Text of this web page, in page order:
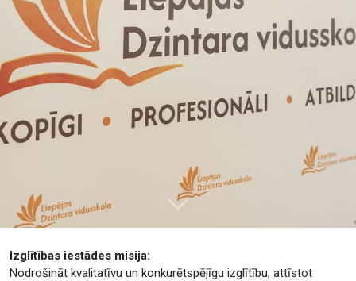
Tālāk
Izglītības iestādes misija:
Nodrošināt kvalitatīvu un konkurētspējīgu izglītību, attīstot